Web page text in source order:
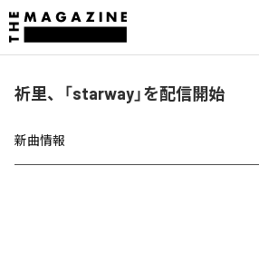
祈里、「starway」を配信開始
新曲情報